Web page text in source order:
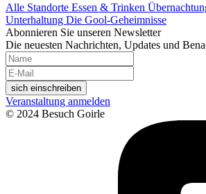
Alle Standorte Essen & Trinken
Unterhaltung Die Gool-Geheimnisse
Abonnieren Sie unseren Newsletter
Die neuesten Nachrichten, Updates und
sich einschreiben
Veranstaltung anmelden
© 2024 Besuch Goirle